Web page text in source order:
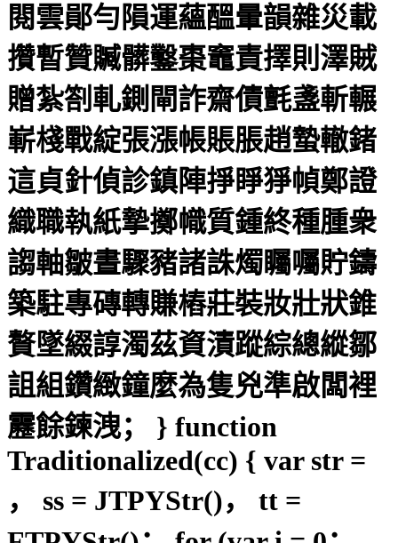
閱雲鄖勻隕運蘊醞暈韻雜災載
攢暫贊贓髒鑿棗竈責擇則澤賊
贈紮劄軋鍘閘詐齋債氈盞斬輾
嶄棧戰綻張漲帳賬脹趙蟄轍鍺
這貞針偵診鎮陣掙睜猙幀鄭證
織職執紙摯擲幟質鍾終種腫衆
謅軸皺晝驟豬諸誅燭矚囑貯鑄
築駐專磚轉賺樁莊裝妝壯狀錐
贅墜綴諄濁茲資漬蹤綜總縱鄒
詛組鑽緻鐘麼為隻兇準啟闆裡
靂餘鍊洩； } function
Traditionalized(cc) { var str =
， ss = JTPYStr()， tt =